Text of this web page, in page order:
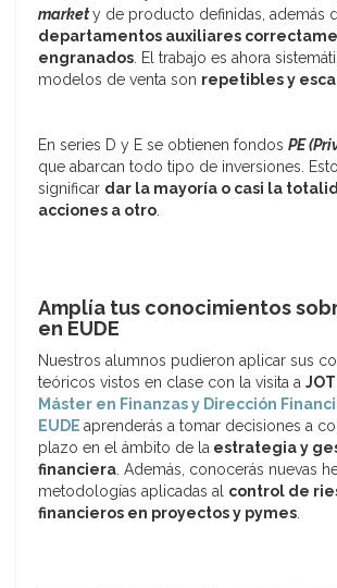
markety de producto definidas, además
departamentos auxiliares
engranados. El trabajo es ahora
modelos de venta son repetibles y
En series D y E se obtienen fondos PE
que abarcan todo tipo de inversiones.
significar dar la mayoría o casi la
acciones a otro.
Amplía tus conocimientos
en EUDE
Nuestros alumnos pudieron aplicar sus
teóricos vistos en clase con la visita a
Máster en Finanzas y Dirección
EUDE aprenderás a tomar decisiones a
plazo en el ámbito de la estrategia y
financiera. Además, conocerás nuevas
metodologías aplicadas al control de
financieros en proyectos y pymes.